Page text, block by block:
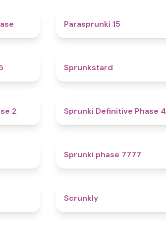
Parasprunki 15
Sprunkstard
2 Sprunki Definitive Phase 4
Sprunki phase 7777
Scrunkly